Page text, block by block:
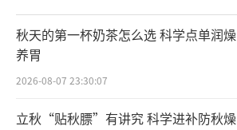
秋天的第一杯奶茶怎么选 科学点单润燥
养胃
2026-08-07 23:30:07
立秋“贴秋膘”有讲究 科学进补防秋燥